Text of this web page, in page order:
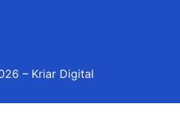
– Kriar Digital